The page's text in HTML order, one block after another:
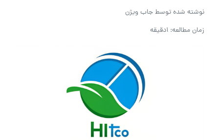
نوشته شده توسطجاب ویژن
زمان مطالعه: 1دقیقه